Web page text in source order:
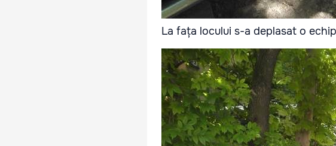
La fața locului s-a deplasat o